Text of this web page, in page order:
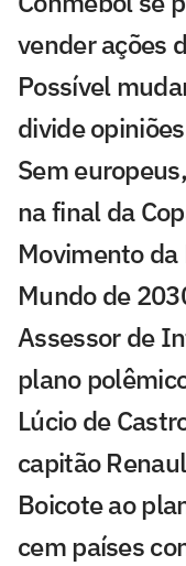
vender ações
Possível
divide
Sem
na final da
Movimento da
Mundo de
Assessor de
plano
Lúcio de
capitão
Boicote ao
cem países